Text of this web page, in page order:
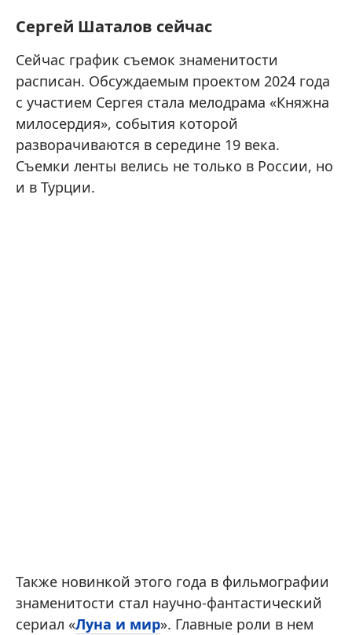
Сергей Шаталов сейчас
Сейчас график съемок знаменитости
расписан. Обсуждаемым проектом 2024 года
с участием Сергея стала мелодрама «Княжна
милосердия», события которой
разворачиваются в середине 19 века.
Съемки ленты велись не только в России, но
и в Турции.
Также новинкой этого года в фильмографии
знаменитости стал научно-фантастический
сериал «Луна и мир». Главные роли в нем